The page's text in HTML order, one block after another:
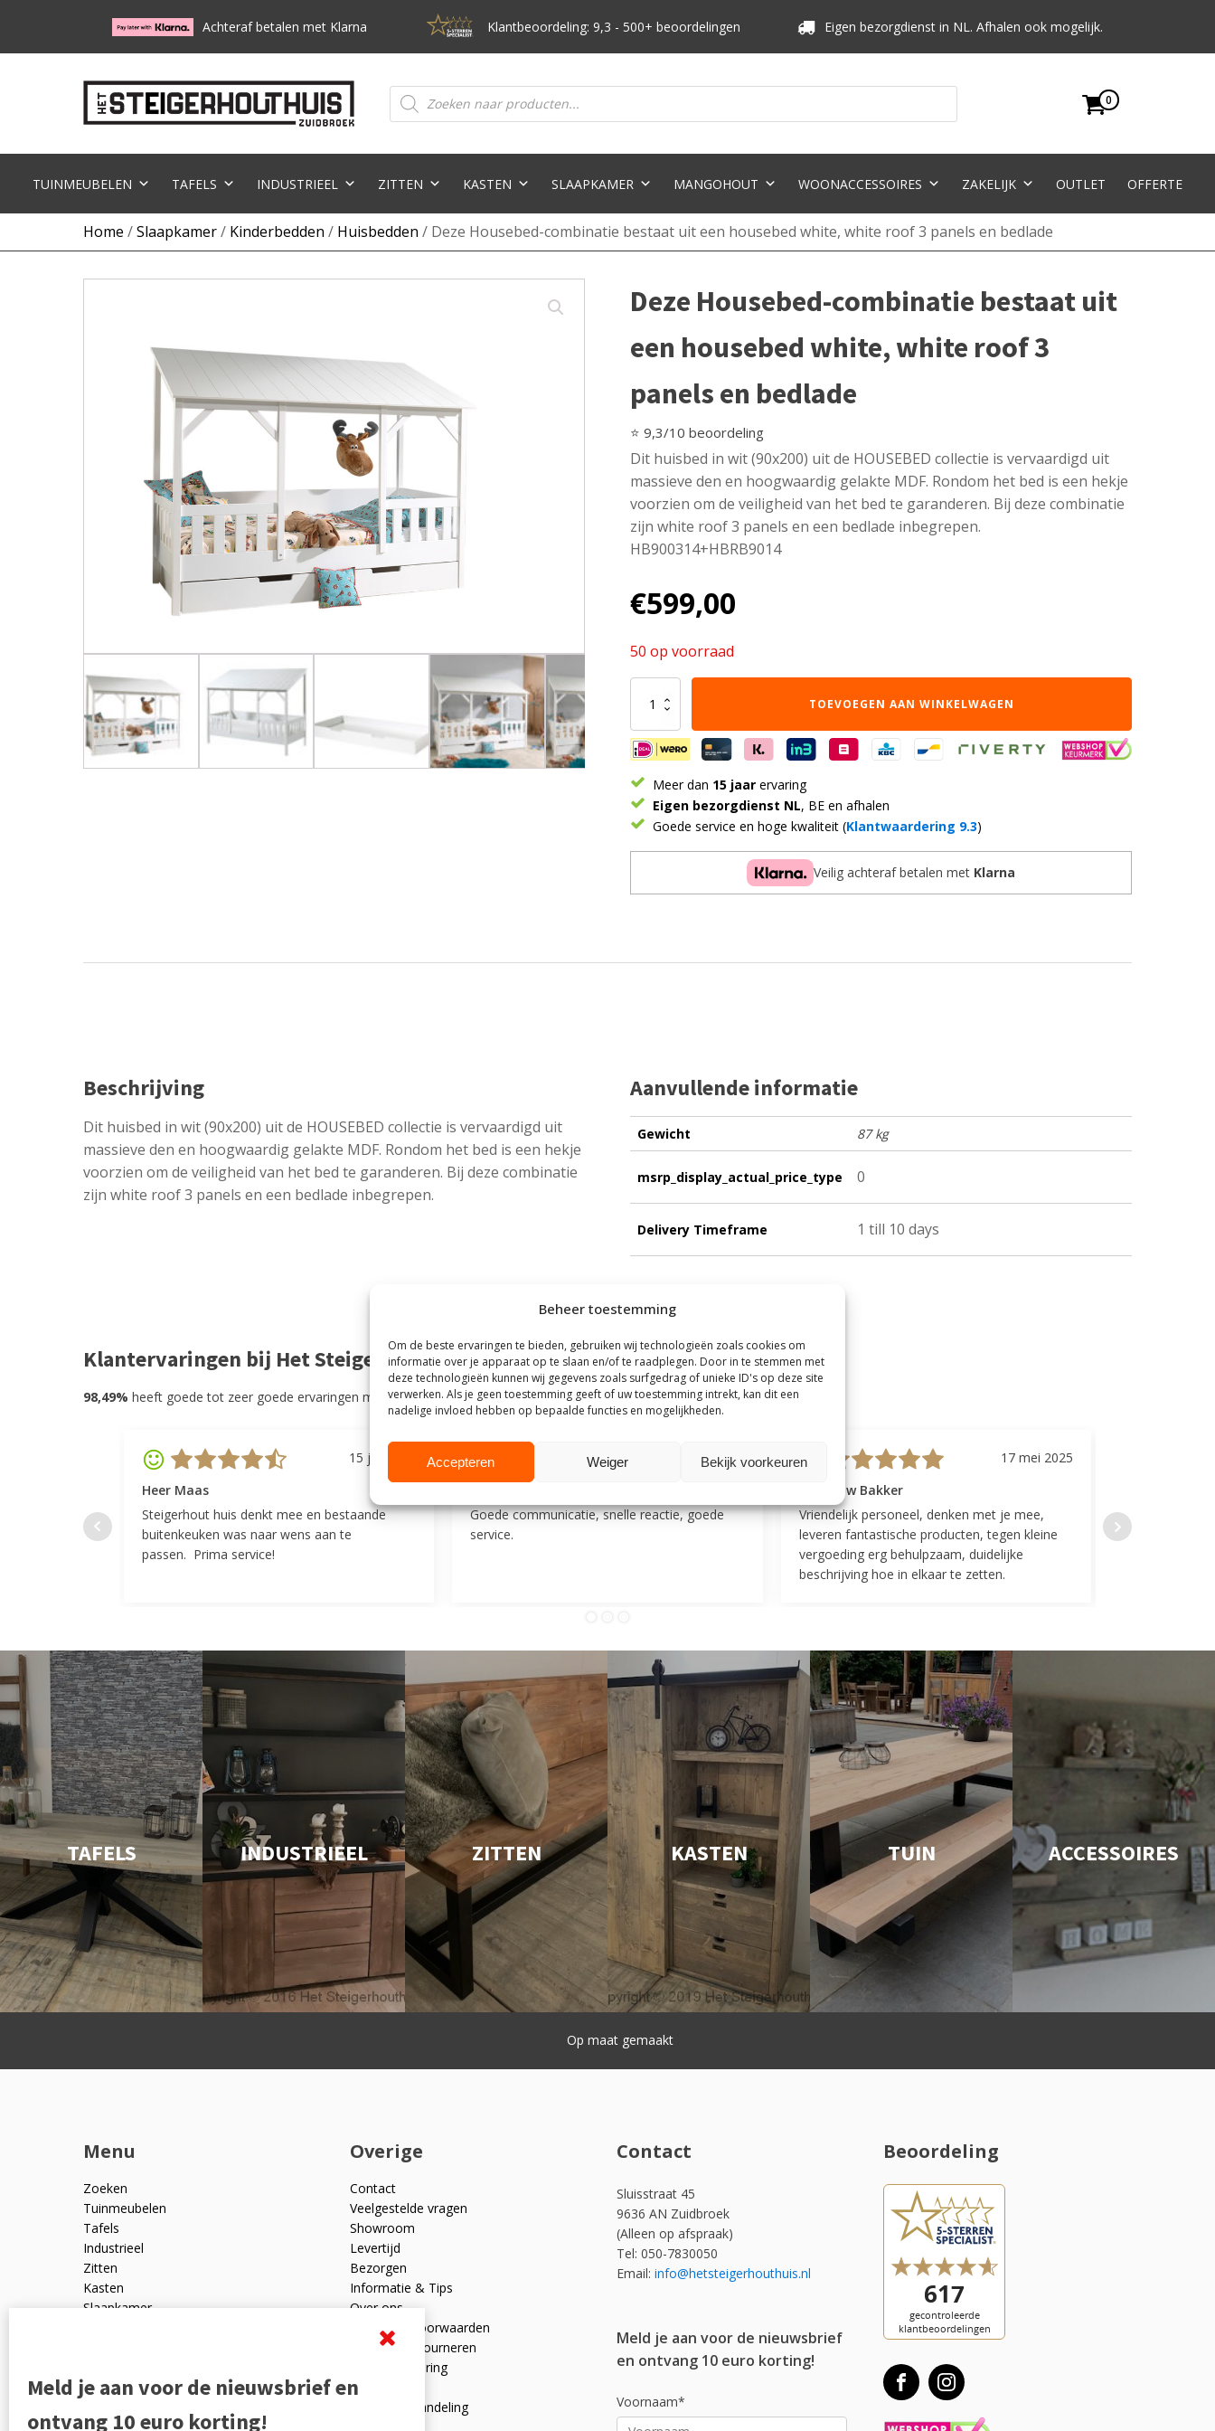
Beheer toestemming
Om de beste ervaringen te bieden, gebruiken wij technologieën zoals cookies om
informatie over je apparaat op te slaan en/of te raadplegen. Door in te stemmen met
deze technologieën kunnen wij gegevens zoals surfgedrag of unieke ID's op deze site
verwerken. Als je geen toestemming geeft of uw toestemming intrekt, kan dit een
nadelige invloed hebben op bepaalde functies en mogelijkheden.
Accepteren Weiger Bekijk voorkeuren
Achteraf betalen met Klarna Klantbeoordeling: 9,3 - 500+ beoordelingen Eigen bezorgdienst in NL. Afhalen ook mogelijk.
Producten
zoeken
0
TUINMEUBELEN TAFELS INDUSTRIEEL ZITTEN KASTEN SLAAPKAMER MANGOHOUT WOONACCESSOIRES ZAKELIJK OUTLET OFFERTE
Home /Slaapkamer/ Kinderbedden / Huisbedden / Deze Housebed-combinatie bestaat uit een housebed white, white roof 3 panels en bedlade
Deze Housebed-combinatie bestaat uit
een housebed white, white roof 3
panels en bedlade
⭐ 9,3/10 beoordeling
Dit huisbed in wit (90x200) uit de HOUSEBED collectie is vervaardigd uit
massieve den en hoogwaardig gelakte MDF. Rondom het bed is een hekje
voorzien om de veiligheid van het bed te garanderen. Bij deze combinatie
zijn white roof 3 panels en een bedlade inbegrepen.
HB900314+HBRB9014
€599,00
50 op voorraad
Housebed-
combinatie
bestaat
uit
een
housebed
white,
white
roof
en
TOEVOEGEN AAN WINKELWAGEN
Meer dan 15 jaar ervaring
Eigen bezorgdienst NL, BE en afhalen
Goede service en hoge kwaliteit (Klantwaardering 9.3)
Veilig achteraf betalen met Klarna
Beschrijving
Dit huisbed in wit (90x200) uit de HOUSEBED collectie is vervaardigd uit
massieve den en hoogwaardig gelakte MDF. Rondom het bed is een hekje
voorzien om de veiligheid van het bed te garanderen. Bij deze combinatie
zijn white roof 3 panels en een bedlade inbegrepen.
Aanvullende informatie
Gewicht 87 kg
msrp_display_actual_price_type 0
Delivery Timeframe 1 till 10 days
Klantervaringen bij Het Steigerhouthuis
98,49% heeft goede tot zeer goede ervaringen met Het Steigerhouthuis op basis van meer dan500 beoordelingen.
15 juli 2025
Heer Maas
Steigerhout huis denkt mee en bestaande
buitenkeuken was naar wens aan te
passen. Prima service!
9 juli 2025
Goede communicatie, snelle reactie, goede
service.
17 mei 2025
Mevrouw Bakker
Vriendelijk personeel, denken met je mee,
leveren fantastische producten, tegen kleine
vergoeding erg behulpzaam, duidelijke
beschrijving hoe in elkaar te zetten.
Top geregeld!
indelingen die
TAFELS INDUSTRIEEL ZITTEN KASTEN TUIN ACCESSOIRES
Menu
Zoeken
Tuinmeubelen
Tafels
Industrieel
Zitten
Kasten
Slaapkamer
Outlet
Overige
Contact
Veelgestelde vragen
Showroom
Levertijd
Bezorgen
Informatie & Tips
Over ons
Algemene voorwaarden
Ruilen en retourneren
Privacyverklaring
Reviewpolicy
Klachtenafhandeling
Contact
Sluisstraat 45
9636 AN Zuidbroek
(Alleen op afspraak)
Tel: 050-7830050
Email: info@hetsteigerhouthuis.nl
Meld je aan voor de nieuwsbrief
en ontvang 10 euro korting!
Voornaam*
Beoordeling
Meld je aan voor de nieuwsbrief en
ontvang 10 euro korting!